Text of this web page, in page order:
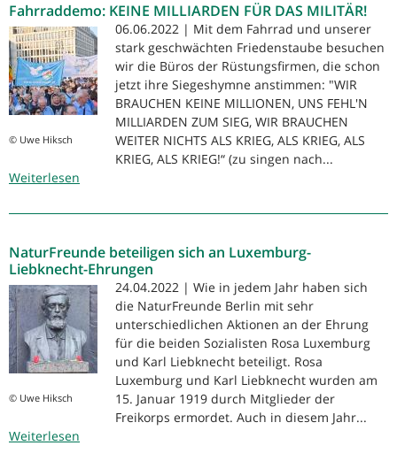
an
Friedensdemonstration
Fahrraddemo: KEINE MILLIARDEN FÜR DAS MILITÄR!
© Uwe Hiksch
06.06.2022 | Mit dem Fahrrad und unserer
stark geschwächten Friedenstaube besuchen
wir die Büros der Rüstungsfirmen, die schon
jetzt ihre Siegeshymne anstimmen: "WIR
BRAUCHEN KEINE MILLIONEN, UNS FEHL'N
MILLIARDEN ZUM SIEG, WIR BRAUCHEN
WEITER NICHTS ALS KRIEG, ALS KRIEG, ALS
KRIEG, ALS KRIEG!“ (zu singen nach...
Weiterlesen
KEINE
FÜR
DAS
MILITÄR!
NaturFreunde beteiligen sich an Luxemburg-
Liebknecht-Ehrungen
© Uwe Hiksch
24.04.2022 | Wie in jedem Jahr haben sich
die NaturFreunde Berlin mit sehr
unterschiedlichen Aktionen an der Ehrung
für die beiden Sozialisten Rosa Luxemburg
und Karl Liebknecht beteiligt. Rosa
Luxemburg und Karl Liebknecht wurden am
15. Januar 1919 durch Mitglieder der
Freikorps ermordet. Auch in diesem Jahr...
Weiterlesen